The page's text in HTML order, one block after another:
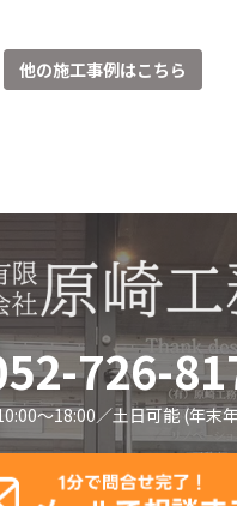
他の施工事例はこちら
726-
～18:00／⼟⽇可能 (年末